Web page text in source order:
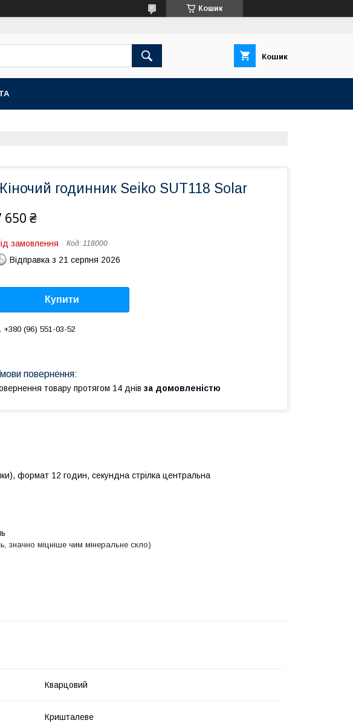
Кошик
Кошик
годинник Seiko SUT118 Solar
650 ₴
замовлення Код: 118000
Відправка з 21 серпня 2026
Купити
+380 (96) 551-03-52
товару протягом 14 днів за домовленістю
формат 12 годин, секундна стрілка центральна
значно міцніше чим мінеральне скло)
Кварцовий
Кришталеве